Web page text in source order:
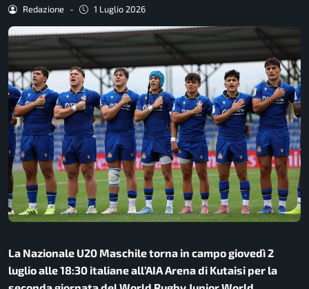
Redazione - 1 Luglio 2026
La Nazionale U20 Maschile torna in campo giovedì 2
luglio alle 18:30 italiane all’AIA Arena di Kutaisi per la